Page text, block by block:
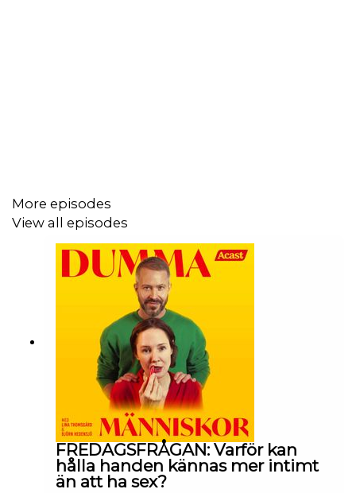
More episodes
View all episodes
FREDAGSFRÅGAN: Varför kan
hålla handen kännas mer intimt
än att ha sex?